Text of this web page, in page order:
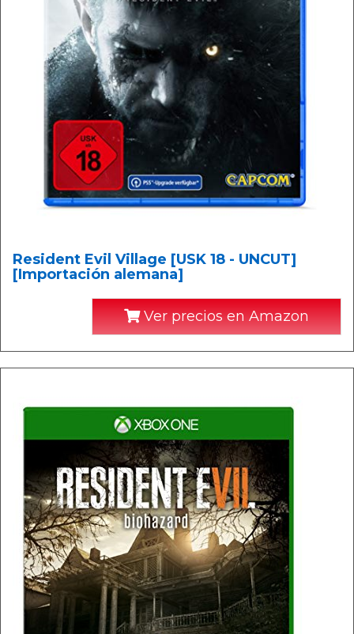
Resident Evil Village [USK 18 - UNCUT]
[Importación alemana]
Ver precios en Amazon